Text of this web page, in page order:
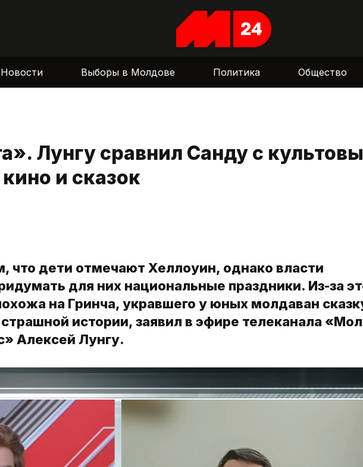
Новости Выборы в Молдове Политика Общество
Лунгу сравнил Санду с
и сказок
что дети отмечают Хеллоуин, однако власти
для них национальные праздники. Из-за
на Гринча, укравшего у юных молдаван
истории, заявил в эфире телеканала
Алексей Лунгу.